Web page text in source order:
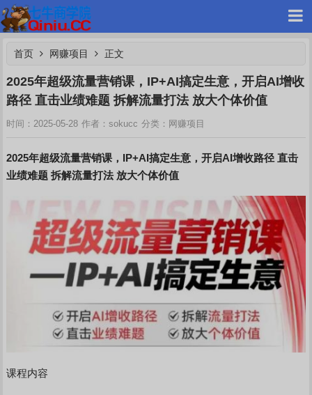
七牛网赚
首页 网赚项目 正文
2025年超级流量营销课，IP+AI搞定生意，开启AI增收
路径 直击业绩难题 拆解流量打法 放大个体价值
时间：2025-05-28 作者：sokucc 分类： 网赚项目
2025年超级流量营销课 ，IP+AI搞定生意，开启AI增收路径 直击
业绩难题 拆解流量打法 放大个体价值
课程内容